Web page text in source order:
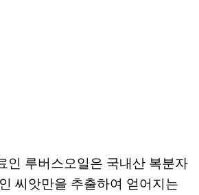
인 루버스오일은 국내산 복분자
씨앗만을 추출하여 얻어지는